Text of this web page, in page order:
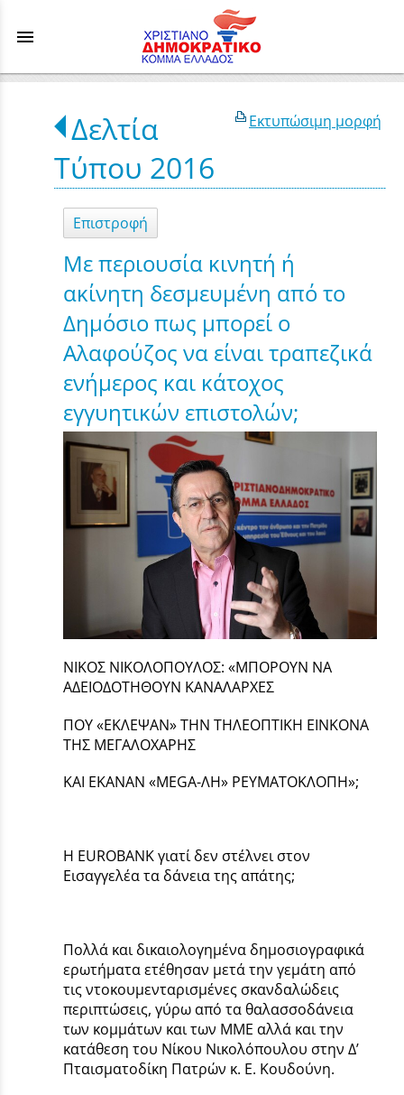
menu
Εκτυπώσιμη μορφή
Δελτία
Τύπου 2016
Επιστροφή
Mε περιουσία κινητή ή
ακίνητη δεσμευμένη από το
Δημόσιο πως μπορεί ο
Αλαφούζος να είναι τραπεζικά
ενήμερος και κάτοχος
εγγυητικών επιστολών;
ΝΙΚΟΣ ΝΙΚΟΛΟΠΟΥΛΟΣ: «ΜΠΟΡΟΥΝ ΝΑ
ΑΔΕΙΟΔΟΤΗΘΟΥΝ ΚΑΝΑΛΑΡΧΕΣ
ΠΟΥ «ΕΚΛΕΨΑΝ» ΤΗΝ ΤΗΛΕΟΠΤΙΚΗ ΕΙΝΚΟΝΑ
ΤΗΣ ΜΕΓΑΛΟΧΑΡΗΣ
ΚΑΙ ΕΚΑΝΑΝ «MEGA-ΛΗ» ΡΕΥΜΑΤΟΚΛΟΠΗ»;
Η EUROBANK γιατί δεν στέλνει στον
Εισαγγελέα τα δάνεια της απάτης;
Πολλά και δικαιολογημένα δημοσιογραφικά
ερωτήματα ετέθησαν μετά την γεμάτη από
τις ντοκουμενταρισμένες σκανδαλώδεις
περιπτώσεις, γύρω από τα θαλασσοδάνεια
των κομμάτων και των ΜΜΕ αλλά και την
κατάθεση του Νίκου Νικολόπουλου στην Δ’
Πταισματοδίκη Πατρών κ. Ε. Κουδούνη.